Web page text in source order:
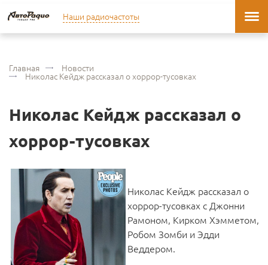
Наши радиочастоты
Главная Новости
Николас Кейдж рассказал о хоррор-тусовках
Николас Кейдж рассказал о
хоррор-тусовках
Николас Кейдж рассказал о
хоррор-тусовках с Джонни
Рамоном, Кирком Хэмметом,
Робом Зомби и Эдди
Веддером.